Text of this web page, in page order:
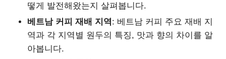
떻게 발전해왔는지 살펴봅니다.
베트남 커피 재배 지역: 베트남 커피 주요 재배 지
역과 각 지역별 원두의 특징, 맛과 향의 차이를 알
아봅니다.